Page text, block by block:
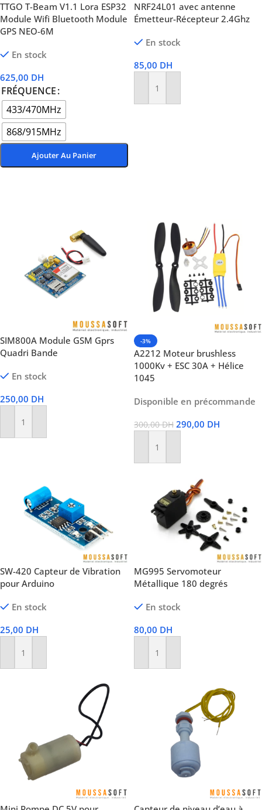
TTGO T-Beam V1.1 Lora ESP32
Module Wifi Bluetooth Module
GPS NEO-6M
En stock
625,00 DH
FRÉQUENCE
433/470MHz
868/915MHz
Ajouter Au Panier
NRF24L01 avec antenne
Émetteur-Récepteur 2.4Ghz
En stock
85,00 DH
Ajouter Au Panier
SIM800A Module GSM Gprs
Quadri Bande
En stock
250,00 DH
Ajouter Au Panier
-3%
A2212 Moteur brushless
1000Kv + ESC 30A + Hélice
1045
Disponible en précommande
300,00DH 290,00 DH
Ajouter Au Panier
SW-420 Capteur de Vibration
pour Arduino
En stock
25,00 DH
Ajouter Au Panier
MG995 Servomoteur
Métallique 180 ​​degrés
En stock
80,00 DH
Ajouter Au Panier